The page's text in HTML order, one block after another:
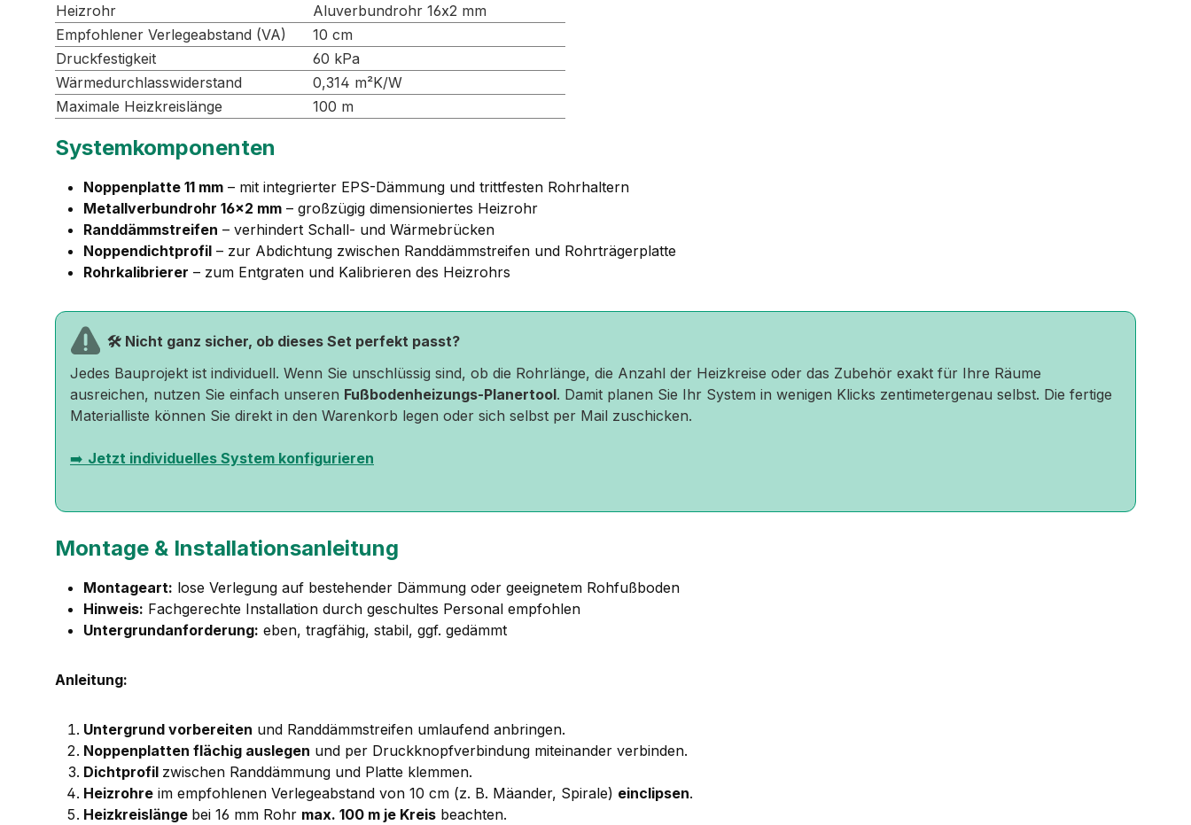
Heizrohr
Aluverbundrohr 16x2 mm
Empfohlener Verlegeabstand (VA)
10 cm
Druckfestigkeit
60 kPa
Wärmedurchlasswiderstand
0,314 m²K/W
Maximale Heizkreislänge
100 m
Systemkomponenten
Noppenplatte 11 mm – mit integrierter EPS-Dämmung und trittfesten Rohrhaltern
Metallverbundrohr 16×2 mm – großzügig dimensioniertes Heizrohr
Randdämmstreifen – verhindert Schall- und Wärmebrücken
Noppendichtprofil – zur Abdichtung zwischen Randdämmstreifen und Rohrträgerplatte
Rohrkalibrierer – zum Entgraten und Kalibrieren des Heizrohrs
🛠️ Nicht ganz sicher, ob dieses Set perfekt passt?
Jedes Bauprojekt ist individuell. Wenn Sie unschlüssig sind, ob die Rohrlänge, die Anzahl der Heizkreise oder das Zubehör exakt für Ihre Räume
ausreichen, nutzen Sie einfach unseren Fußbodenheizungs-Planertool. Damit planen Sie Ihr System in wenigen Klicks zentimetergenau selbst. Die fertige
Materialliste können Sie direkt in den Warenkorb legen oder sich selbst per Mail zuschicken.
➡️ Jetzt individuelles System konfigurieren
Montage & Installationsanleitung
Montageart: lose Verlegung auf bestehender Dämmung oder geeignetem Rohfußboden
Hinweis: Fachgerechte Installation durch geschultes Personal empfohlen
Untergrundanforderung: eben, tragfähig, stabil, ggf. gedämmt
Anleitung:
Untergrund vorbereiten und Randdämmstreifen umlaufend anbringen.
Noppenplatten flächig auslegen und per Druckknopfverbindung miteinander verbinden.
Dichtprofil zwischen Randdämmung und Platte klemmen.
Heizrohre im empfohlenen Verlegeabstand von 10 cm (z. B. Mäander, Spirale) einclipsen.
Heizkreislänge bei 16 mm Rohr max. 100 m je Kreis beachten.